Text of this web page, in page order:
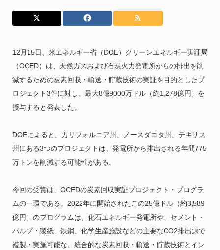
12月15日、米エネルギー省（DOE）クリーンエネルギー実証局
（OCED）は、天然ガスおよび石炭火力発電所からの排出を削
減するための炭素回収・輸送・貯蔵技術の実証を目的としたプ
ロジェクト3件に対し、最大8億9000万ドル（約1,278億円）を
授与すると発表した。
DOEによると、カリフォルニア州、ノースダコタ州、テキサス
州にある3つのプロジェクトは、発電所から排出される年間775
万トンを削減する可能性がある。
今回の受賞は、OCEDの炭素回収実証プロジェクト・プログラ
ムの一環である。2022年に開始されたこの25億ドル（約3,589
億円）のプログラムは、化石エネルギー発電所や、セメント・
パルプ・製紙、鉄鋼、化学生産施設などの主要なCO2排出源で
複製・実施可能な、統合的な炭素回収・輸送・貯蔵技術とイン